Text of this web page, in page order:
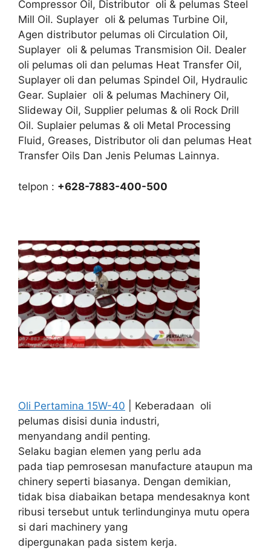
Compressor Oil, Distributor oli & pelumas Steel
Mill Oil. Suplayer oli & pelumas Turbine Oil,
Agen distributor pelumas oli Circulation Oil,
Suplayer oli & pelumas Transmision Oil. Dealer
oli pelumas oli dan pelumas Heat Transfer Oil,
Suplayer oli dan pelumas Spindel Oil, Hydraulic
Gear. Suplaier oli & pelumas Machinery Oil,
Slideway Oil, Supplier pelumas & oli Rock Drill
Oil. Suplaier pelumas & oli Metal Processing
Fluid, Greases, Distributor oli dan pelumas Heat
Transfer Oils Dan Jenis Pelumas Lainnya.
telpon : +628-7883-400-500
Oli Pertamina 15W-40 | Keberadaan oli
pelumas disisi dunia industri,
menyandang andil penting.
Selaku bagian elemen yang perlu ada
pada tiap pemrosesan manufacture ataupun ma
chinery seperti biasanya. Dengan demikian,
tidak bisa diabaikan betapa mendesaknya kont
ribusi tersebut untuk terlindunginya mutu opera
si dari machinery yang
dipergunakan pada sistem kerja.